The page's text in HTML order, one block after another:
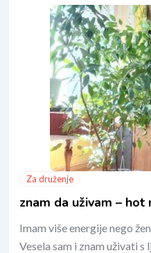
Za druženje
znam da uživam – hot
Imam više energije nego
Vesela sam i znam uživati